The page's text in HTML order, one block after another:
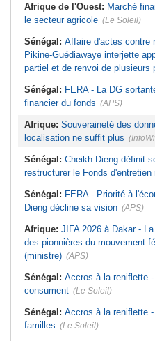
Afrique de l'Ouest: Marché
le secteur agricole (Le Soleil)
Sénégal: Affaire d'actes contre
Pikine-Guédiawaye interjette
partiel et de renvoi de plusieurs
Sénégal: FERA - La DG
financier du fonds (APS)
Afrique: Souveraineté des
localisation ne suffit plus
Sénégal: Cheikh Dieng définit
restructurer le Fonds d'entretien
Sénégal: FERA - Priorité à
Dieng décline sa vision (APS)
Afrique: JIFA 2026 à Dakar -
des pionnières du mouvement
(ministre) (APS)
Sénégal: Accros à la reniflette
consument (Le Soleil)
Sénégal: Accros à la reniflette
familles (Le Soleil)